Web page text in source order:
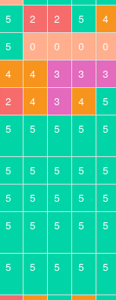
5 2 2 5
4
5 0 0 0
0
4 4 3 3
3
2 4 3 4
5
5 5 5 5 5
5 5 5 5
5
5 5 5 5
5
5 5 5 5 5
5 5 5 5 5